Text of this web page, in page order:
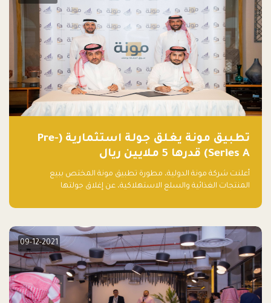
تطبيق مونة يغلق جولة استثمارية (Pre-
Series A) قدرها 5 ملايين ريال
أعلنت شركة مونة الدولية، مطورة تطبيق مونة المختص ببيع
المنتجات الغذائية والسلع الاستهلاكية، عن إغلاق جولتها
دولار أمريكي)، بقيادة شركتي دعم المنشآت المحدودة وتسارع القابضة
09-12-2021